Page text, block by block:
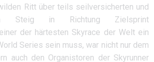
Ritt über teils seilversicherten und
Steig in Richtung Zielsprint
der härtesten Skyrace der Welt ein
Series sein muss, war nicht nur dem
auch den Organistoren der Skyrunner